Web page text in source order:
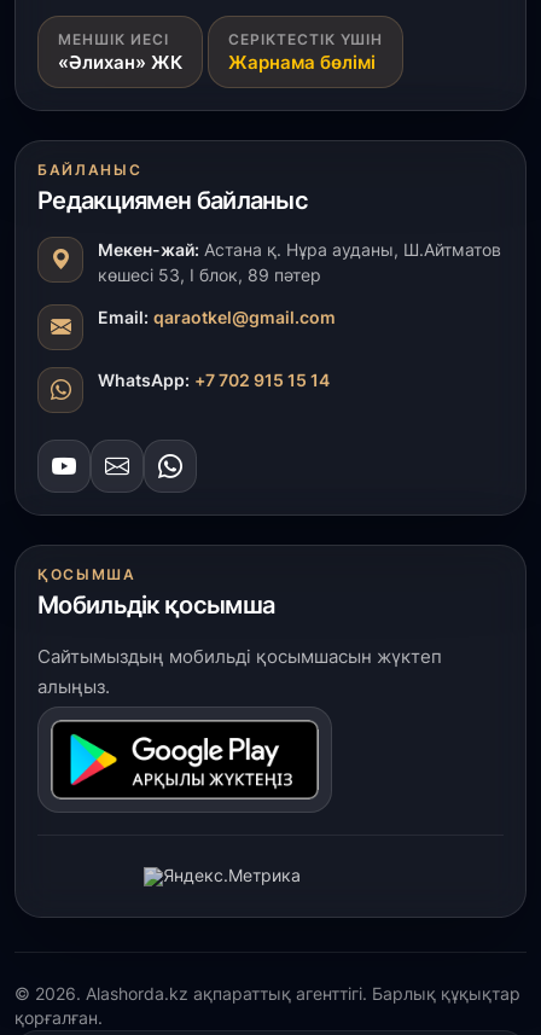
МЕНШІК ИЕСІ
«Әлихан» ЖК
СЕРІКТЕСТІК ҮШІН
Жарнама бөлімі
БАЙЛАНЫС
Редакциямен байланыс
Мекен-жай: Астана қ. Нұра ауданы, Ш.Айтматов
көшесі 53, І блок, 89 пәтер
Email: qaraotkel@gmail.com
WhatsApp: +7 702 915 15 14
ҚОСЫМША
Мобильдік қосымша
Сайтымыздың мобильді қосымшасын жүктеп
алыңыз.
© 2026. Alashorda.kz ақпараттық агенттігі. Барлық құқықтар
қорғалған.